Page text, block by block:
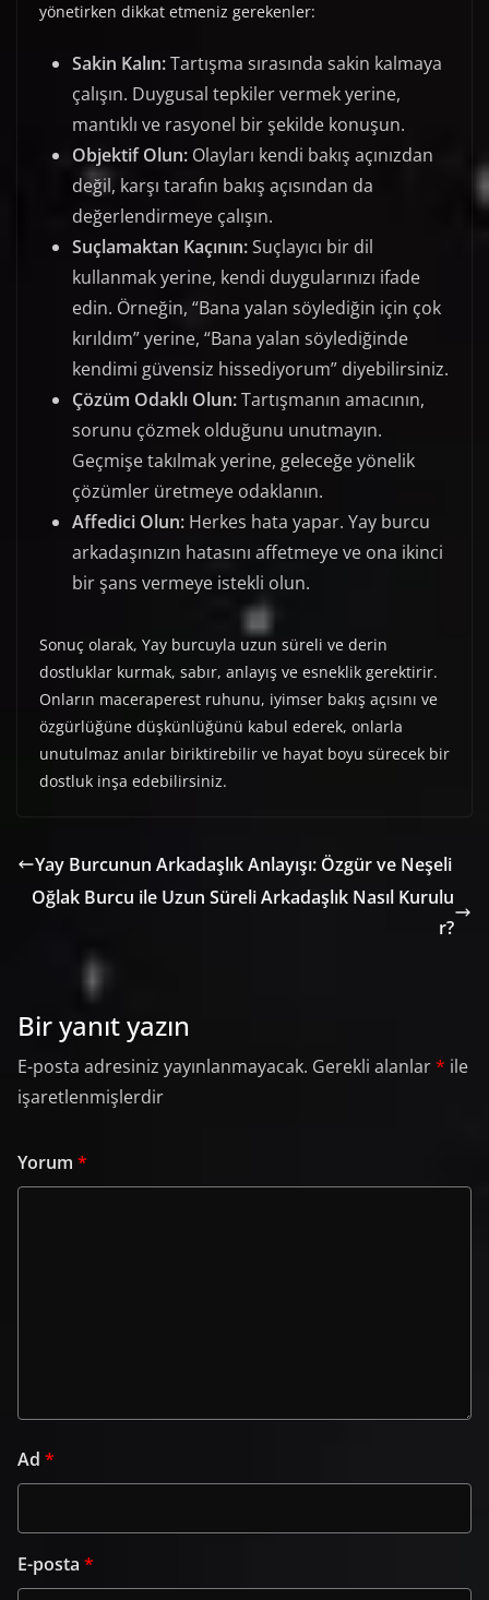
yönetirken dikkat etmeniz gerekenler:
Sakin Kalın:Tartışma sırasında sakin kalmaya
çalışın. Duygusal tepkiler vermek yerine,
mantıklı ve rasyonel bir şekilde konuşun.
Objektif Olun: Olayları kendi bakış açınızdan
değil, karşı tarafın bakış açısından da
değerlendirmeye çalışın.
Suçlamaktan Kaçının:Suçlayıcı bir dil
kullanmak yerine, kendi duygularınızı ifade
edin. Örneğin, “Bana yalan söylediğin için çok
kırıldım” yerine, “Bana yalan söylediğinde
kendimi güvensiz hissediyorum” diyebilirsiniz.
Çözüm Odaklı Olun:Tartışmanın amacının,
sorunu çözmek olduğunu unutmayın.
Geçmişe takılmak yerine, geleceğe yönelik
çözümler üretmeye odaklanın.
Affedici Olun: Herkes hata yapar. Yay burcu
arkadaşınızın hatasını affetmeye ve ona ikinci
bir şans vermeye istekli olun.
Sonuç olarak, Yay burcuyla uzun süreli ve derin
dostluklar kurmak, sabır, anlayış ve esneklik gerektirir.
Onların maceraperest ruhunu, iyimser bakış açısını ve
özgürlüğüne düşkünlüğünü kabul ederek, onlarla
unutulmaz anılar biriktirebilir ve hayat boyu sürecek bir
dostluk inşa edebilirsiniz.
Yay Burcunun Arkadaşlık Anlayışı: Özgür ve Neşeli
Oğlak Burcu ile Uzun Süreli Arkadaşlık Nasıl Kurulu
r?
Bir yanıt yazın
E-posta adresiniz yayınlanmayacak. Gerekli alanlar* ile
işaretlenmişlerdir
Yorum *
Ad *
E-posta *